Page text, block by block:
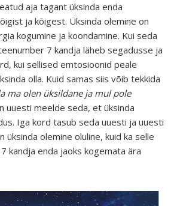
aja tagant üksinda enda
ja kõigest. Üksinda olemine on
kogumine ja koondamine. Kui seda
7 kandja läheb segadusse ja
kui sellised emtosioonid peale
olla. Kuid samas siis võib tekkida
ma olen üksildane ja mul pole
uuesti meelde seda, et üksinda
Iga kord tasub seda uuesti ja uuesti
üksinda olemine oluline, kuid ka selle
kandja enda jaoks kogemata ära